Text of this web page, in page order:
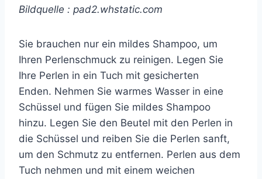
Bildquelle : pad2.whstatic.com
Sie brauchen nur ein mildes Shampoo, um
Ihren Perlenschmuck zu reinigen. Legen Sie
Ihre Perlen in ein Tuch mit gesicherten
Enden. Nehmen Sie warmes Wasser in eine
Schüssel und fügen Sie mildes Shampoo
hinzu. Legen Sie den Beutel mit den Perlen in
die Schüssel und reiben Sie die Perlen sanft,
um den Schmutz zu entfernen. Perlen aus dem
Tuch nehmen und mit einem weichen